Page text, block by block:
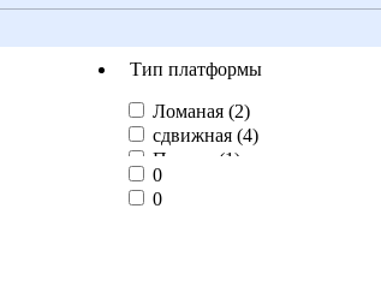
Тип платформы
Ломаная (2)
сдвижная (4)
Прямая (1)
Розничная цена
0
0